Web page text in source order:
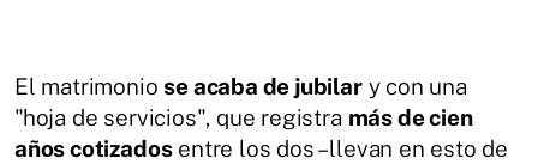
El matrimoniose acaba de jubilary con una
"hoja de servicios", que registra más de cien
años cotizadosentre los dos –llevan en esto de